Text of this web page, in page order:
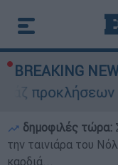
BREAKING
της Άγκυρας
δημοφιλές τώρα:
την ταινιάρα του
καρδιά...